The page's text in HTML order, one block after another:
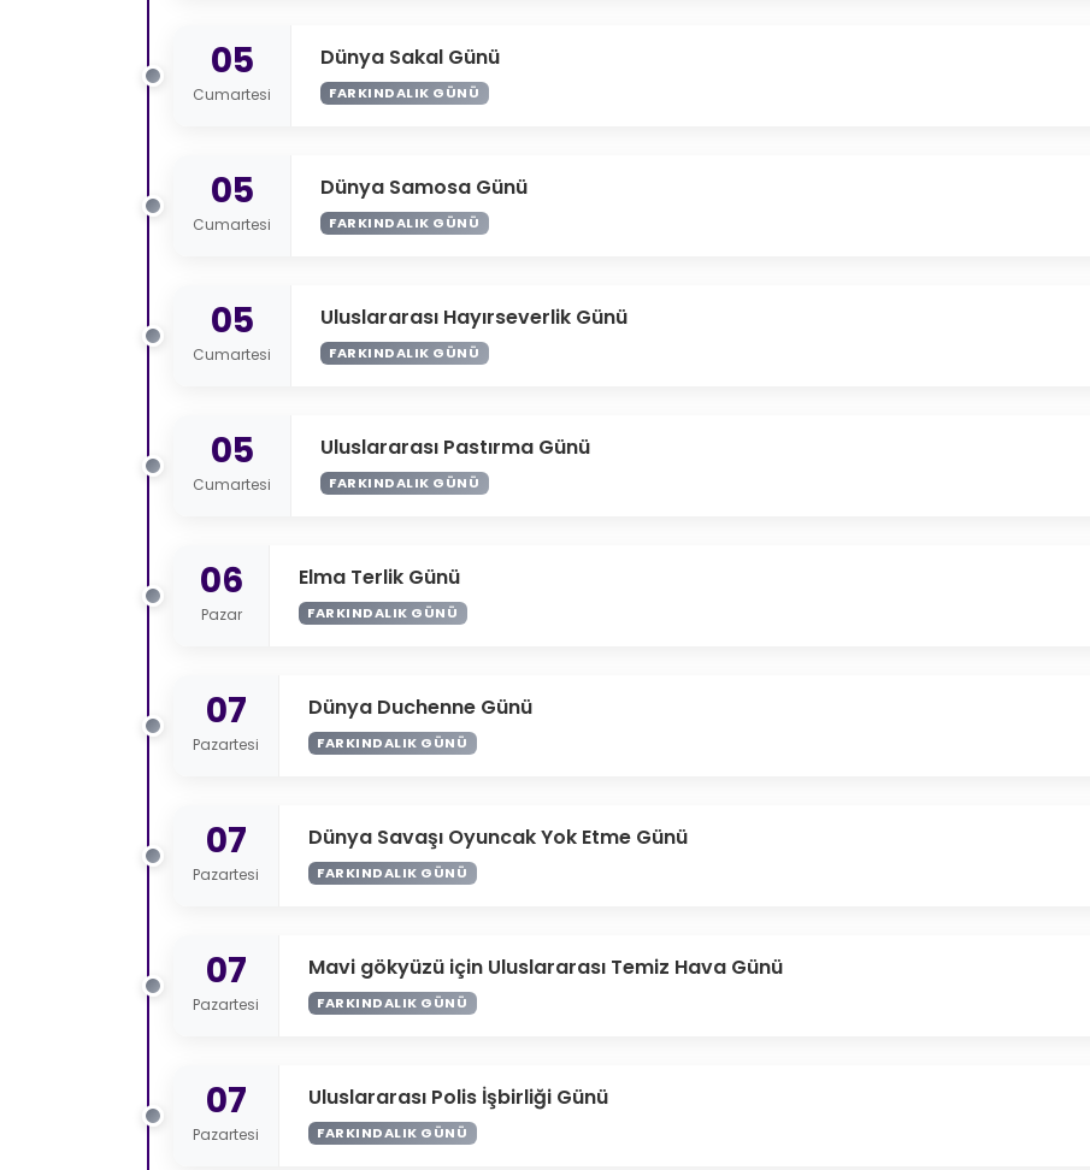
05
Cumartesi
Dünya Sakal Günü
FARKINDALIK GÜNÜ
05
Cumartesi
Dünya Samosa Günü
FARKINDALIK GÜNÜ
05
Cumartesi
Uluslararası Hayırseverlik Günü
FARKINDALIK GÜNÜ
05
Cumartesi
Uluslararası Pastırma Günü
FARKINDALIK GÜNÜ
06
Pazar
Elma Terlik Günü
FARKINDALIK GÜNÜ
07
Pazartesi
Dünya Duchenne Günü
FARKINDALIK GÜNÜ
07
Pazartesi
Dünya Savaşı Oyuncak Yok Etme Günü
FARKINDALIK GÜNÜ
07
Pazartesi
Mavi gökyüzü için Uluslararası Temiz Hava Günü
FARKINDALIK GÜNÜ
07
Pazartesi
Uluslararası Polis İşbirliği Günü
FARKINDALIK GÜNÜ